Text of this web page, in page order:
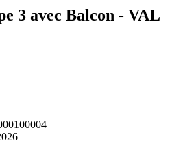
3 avec Balcon - VAL